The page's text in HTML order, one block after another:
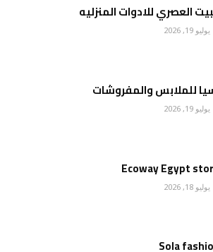
العصري للادوات المنزليه
يوليو 19, 2026
للملابس والمفروشات
يوليو 19, 2026
Ecoway Egypt
يوليو 18, 2026
Sola